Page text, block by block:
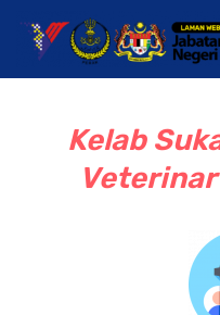
Kelab